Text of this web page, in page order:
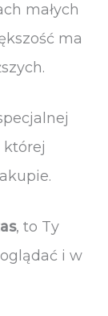
małych
ma
której
, to Ty
i w